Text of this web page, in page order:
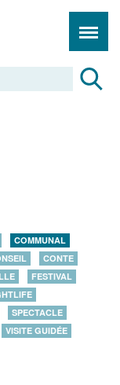
COMMUNAL
CONTE
FESTIVAL
SPECTACLE
VISITE GUIDÉE